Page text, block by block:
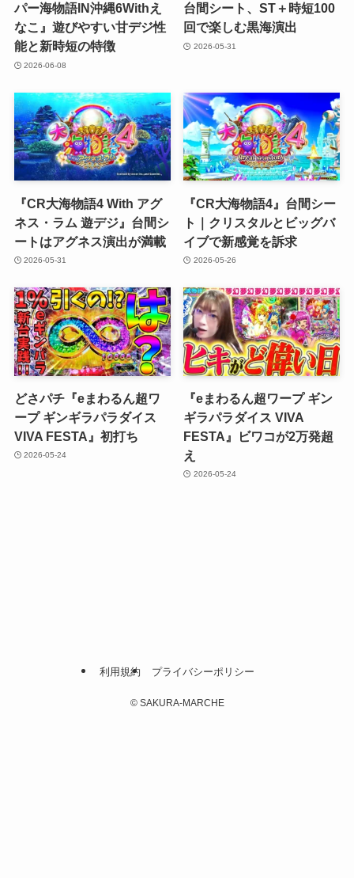
パー海物語IN沖縄6Withえ
なこ』遊びやすい甘デジ性
能と新時短の特徴
2026-06-08
台間シート、ST＋時短100
回で楽しむ黒海演出
2026-05-31
『CR大海物語4 With アグ
ネス・ラム 遊デジ』台間シ
ートはアグネス演出が満載
2026-05-31
『CR大海物語4』台間シー
ト｜クリスタルとビッグバ
イブで新感覚を訴求
2026-05-26
どさパチ『eまわるん超ワ
ープ ギンギラパラダイス
VIVA FESTA』初打ち
2026-05-24
『eまわるん超ワープ ギン
ギラパラダイス VIVA
FESTA』ビワコが2万発超
え
2026-05-24
利用規約 プライバシーポリシー
©SAKURA-MARCHE